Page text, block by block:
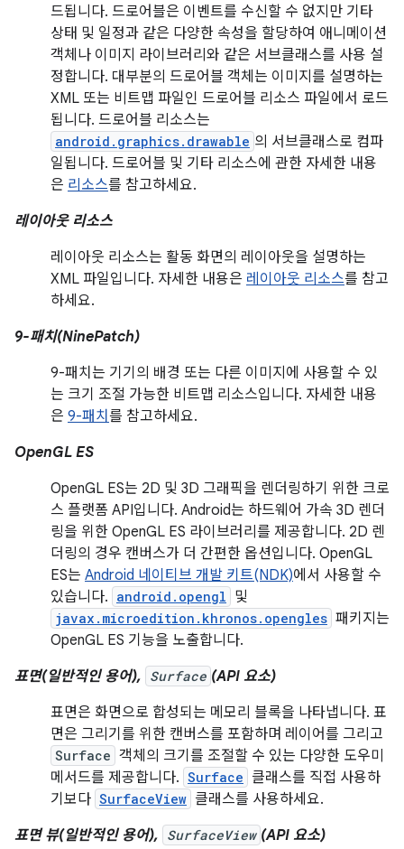
드됩니다. 드로어블은 이벤트를 수신할 수 없지만 기타
상태 및 일정과 같은 다양한 속성을 할당하여 애니메이션
객체나 이미지 라이브러리와 같은 서브클래스를 사용 설
정합니다. 대부분의 드로어블 객체는 이미지를 설명하는
XML 또는 비트맵 파일인 드로어블 리소스 파일에서 로드
됩니다. 드로어블 리소스는
android.graphics.drawable 의 서브클래스로 컴파
일됩니다. 드로어블 및 기타 리소스에 관한 자세한 내용
은 리소스를 참고하세요.
레이아웃 리소스
레이아웃 리소스는 활동 화면의 레이아웃을 설명하는
XML 파일입니다. 자세한 내용은 레이아웃 리소스를 참고
하세요.
9-패치(NinePatch)
9-패치는 기기의 배경 또는 다른 이미지에 사용할 수 있
는 크기 조절 가능한 비트맵 리소스입니다. 자세한 내용
은 9-패치 를 참고하세요.
OpenGL ES
OpenGL ES는 2D 및 3D 그래픽을 렌더링하기 위한 크로
스 플랫폼 API입니다. Android는 하드웨어 가속 3D 렌더
링을 위한 OpenGL ES 라이브러리를 제공합니다. 2D 렌
더링의 경우 캔버스가 더 간편한 옵션입니다. OpenGL
ES는 Android 네이티브 개발 키트(NDK)에서 사용할 수
있습니다. android.opengl 및
javax.microedition.khronos.opengles 패키지는
OpenGL ES 기능을 노출합니다.
표면(일반적인 용어), Surface (API 요소)
표면은 화면으로 합성되는 메모리 블록을 나타냅니다. 표
면은 그리기를 위한 캔버스를 포함하며 레이어를 그리고
Surface 객체의 크기를 조절할 수 있는 다양한 도우미
메서드를 제공합니다. Surface 클래스를 직접 사용하
기보다 SurfaceView 클래스를 사용하세요.
표면 뷰(일반적인 용어), SurfaceView (API 요소)